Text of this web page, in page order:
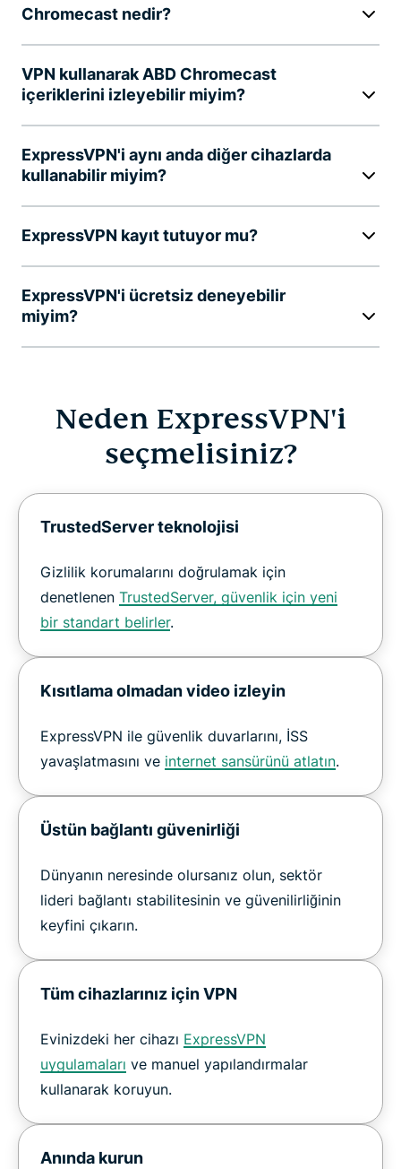
Chromecast nedir?
VPN kullanarak ABD Chromecast
içeriklerini izleyebilir miyim?
ExpressVPN'i aynı anda diğer cihazlarda
kullanabilir miyim?
ExpressVPN kayıt tutuyor mu?
ExpressVPN'i ücretsiz deneyebilir
miyim?
Neden ExpressVPN'i
seçmelisiniz?
TrustedServer teknolojisi
Gizlilik korumalarını doğrulamak için
denetlenen TrustedServer, güvenlik için yeni
bir standart belirler.
Kısıtlama olmadan video izleyin
ExpressVPN ile güvenlik duvarlarını, İSS
yavaşlatmasını ve internet sansürünü atlatın.
Üstün bağlantı güvenirliği
Dünyanın neresinde olursanız olun, sektör
lideri bağlantı stabilitesinin ve güvenilirliğinin
keyfini çıkarın.
Tüm cihazlarınız için VPN
Evinizdeki her cihazı ExpressVPN
uygulamaları ve manuel yapılandırmalar
kullanarak koruyun.
Anında kurun